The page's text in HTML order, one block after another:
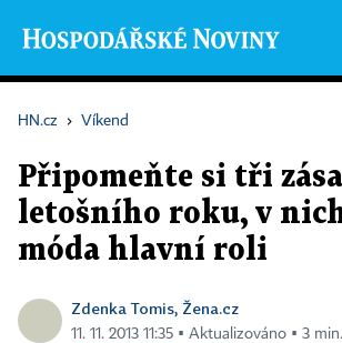
HN.cz › Víkend
Připomeňte si tři
letošního roku, v
móda hlavní roli
Zdenka Tomis, Žena.cz
11. 11. 2013 11:35 ▪ Aktualizováno ▪ 3